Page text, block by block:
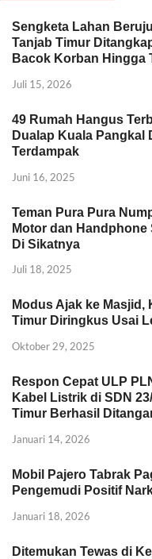
Sengketa Lahan
Tanjab Timur
Bacok Korban Hingga
Juli 15, 2026
49 Rumah Hangus
Dualap Kuala Pangkal
Terdampak
Juni 16, 2025
Teman Pura Pura
Motor dan Handphone
Di Sikatnya
Juli 18, 2025
Modus Ajak ke Masjid,
Timur Diringkus Usai
Oktober 29, 2025
Respon Cepat ULP
Kabel Listrik di SDN
Timur Berhasil
Januari 14, 2026
Mobil Pajero Tabrak
Pengemudi Positif
Januari 18, 2026
Ditemukan Tewas di